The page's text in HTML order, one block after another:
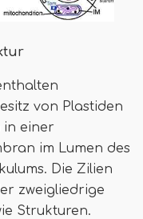
von Plastiden
in einer
im Lumen des
Die Zilien
zweigliedrige
Strukturen.